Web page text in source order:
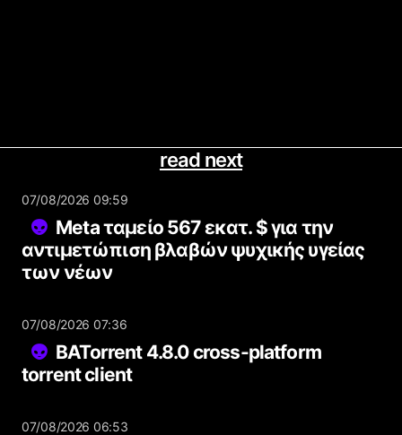
read next
07/08/2026 09:59
Meta ταμείο 567 εκατ. $ για την
αντιμετώπιση βλαβών ψυχικής υγείας
των νέων
07/08/2026 07:36
BATorrent 4.8.0 cross-platform
torrent client
07/08/2026 06:53